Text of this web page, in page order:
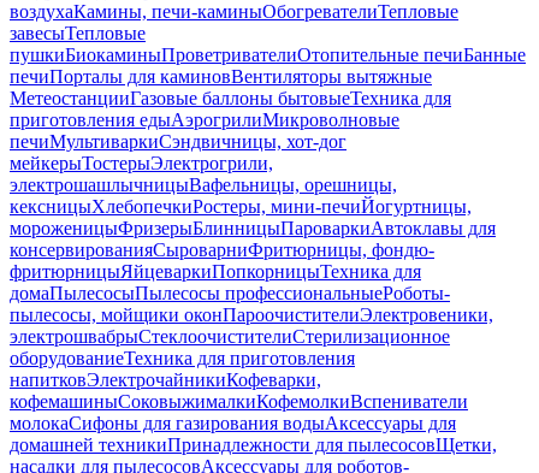
воздухаКамины, печи-каминыОбогревателиТепловые
завесыТепловые
пушкиБиокаминыПроветривателиОтопительные печиБанные
печиПорталы для каминовВентиляторы вытяжные
МетеостанцииГазовые баллоны бытовыеТехника для
приготовления едыАэрогрилиМикроволновые
печиМультиваркиСэндвичницы, хот-дог
мейкерыТостерыЭлектрогрили,
электрошашлычницыВафельницы, орешницы,
кексницыХлебопечкиРостеры, мини-печиЙогуртницы,
мороженицыФризерыБлинницыПароваркиАвтоклавы для
консервированияСыроварниФритюрницы, фондю-
фритюрницыЯйцеваркиПопкорницыТехника для
домаПылесосыПылесосы профессиональныеРоботы-
пылесосы, мойщики оконПароочистителиЭлектровеники,
электрошвабрыСтеклоочистителиСтерилизационное
оборудованиеТехника для приготовления
напитковЭлектрочайникиКофеварки,
кофемашиныСоковыжималкиКофемолкиВспениватели
молокаСифоны для газирования водыАксессуары для
домашней техникиПринадлежности для пылесосовЩетки,
насадки для пылесосовАксессуары для роботов-